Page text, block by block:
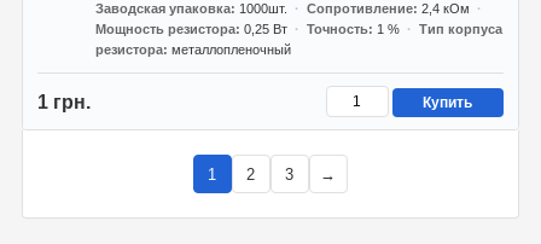
Заводская упаковка
1000шт. Сопротивление 2,4 кОм
Мощность резистора 0,25 Вт Точность 1 %
Тип корпуса
резистора металлопленочный
1 грн. Купить
1 2 3 →